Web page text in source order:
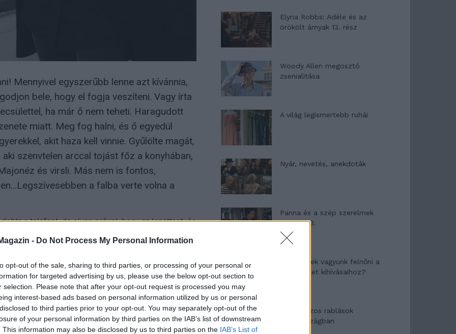
- Do Not Process My Personal Information
opt-out of the sale, sharing to third parties, or processing of your personal or
for targeted advertising by us, please use the below opt-out section to
selection. Please note that after your opt-out request is processed you may
interest-based ads based on personal information utilized by us or personal
to third parties prior to your opt-out. You may separately opt-out of the
of your personal information by third parties on the IAB’s list of downstream
This information may also be disclosed by us to third parties on the IAB’s List of
Mennyivel egyszerűbb lenne azt kívánnia,
bele, hogy el fogja veszíteni. Vagy írta
ha már ő nem teheti. Haragudott
miatt. Meg fog halni, és ő egyedül
akit haza kell vinnie. Gyűlölte magát,
szenvtelen arccal tojást főz a konyhában,
és virsli. Más nem is fontos,
a falba verte volna a
a telefont, de olyan erővel, hogy az lepattant, és
Olívia apja rendelt nekik Svédországból. Koppant
arcán lévő piros volt szinte vörösbe ment át, mert
Elyna Robbs: Adéle és az
örökölt árnyak 13. rész
Woody Allen megosztó
zsenialitása
A világ legismertebb ruhái
Nyár, nevetés, anekdoták
Panna és a szép szerelmek
mítosza 3.
Képtelenek vagyunk felnőni a
felnőtt élet kihívásaihoz?
Altatógázos rablások
Olaszországban